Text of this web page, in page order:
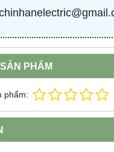
PHẨM
phẩm: